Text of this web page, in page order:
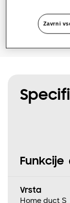
Funkcije
Vrsta
Home duct S
Zavrni